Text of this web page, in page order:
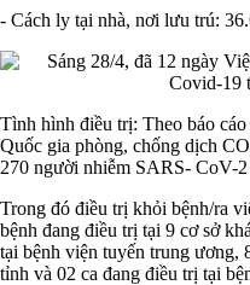
- Cách ly tại nhà, nơi lưu trú:
Tình hình điều trị: Theo báo
Quốc gia phòng, chống dịch
270 người nhiễm SARS- CoV-
Trong đó điều trị khỏi bệnh/ra
bệnh đang điều trị tại 9 cơ sở
tại bệnh viện tuyến trung ương,
tỉnh và 02 ca đang điều trị tại